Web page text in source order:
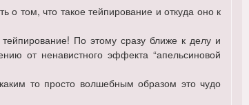
о том, что такое тейпирование и откуда оно к
По этому сразу ближе к делу и
от ненавистного эффекта “апельсиновой
то просто волшебным образом это чудо